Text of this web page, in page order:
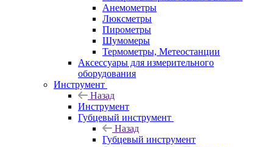
Анемометры
Люксметры
Пирометры
Шумомеры
Термометры, Метеостанции
Аксессуары для измерительного
оборудования
Инструмент
Назад
Инструмент
Губцевый инструмент
Назад
Губцевый инструмент